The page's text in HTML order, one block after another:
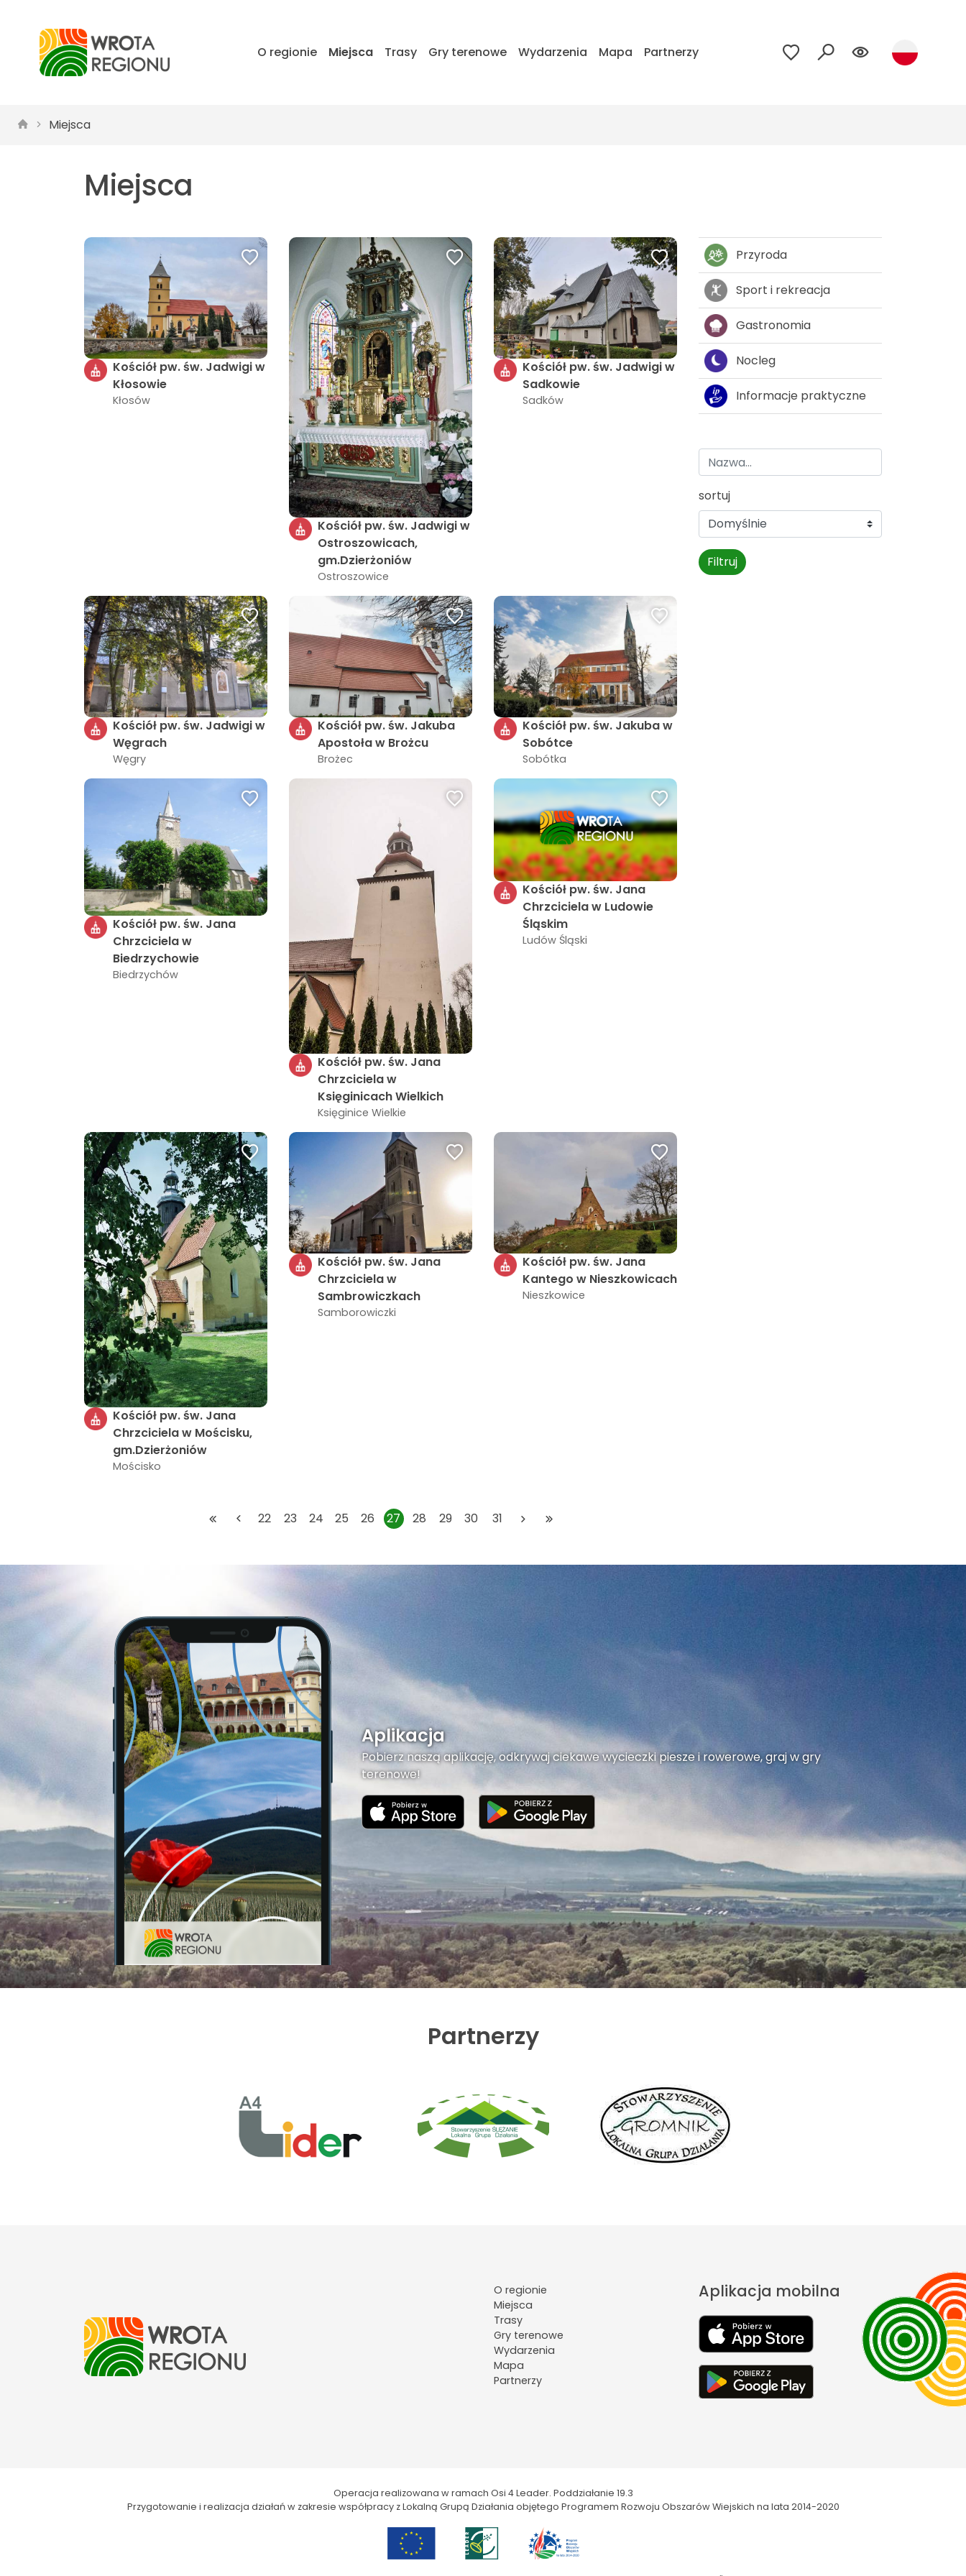
O regionie Miejsca Trasy Gry terenowe Wydarzenia Mapa Partnerzy
Miejsca
Miejsca
Kościół pw. św. Jadwigi w
Kłosowie
Kłosów
Kościół pw. św. Jadwigi w
Ostroszowicach,
gm.Dzierżoniów
Ostroszowice
Kościół pw. św. Jadwigi w
Sadkowie
Sadków
Kościół pw. św. Jadwigi w
Węgrach
Węgry
Kościół pw. św. Jakuba
Apostoła w Brożcu
Brożec
Kościół pw. św. Jakuba w
Sobótce
Sobótka
Kościół pw. św. Jana
Chrzciciela w
Biedrzychowie
Biedrzychów
Kościół pw. św. Jana
Chrzciciela w
Księginicach Wielkich
Księginice Wielkie
Kościół pw. św. Jana
Chrzciciela w Ludowie
Śląskim
Ludów Śląski
Kościół pw. św. Jana
Chrzciciela w Mościsku,
gm.Dzierżoniów
Mościsko
Kościół pw. św. Jana
Chrzciciela w
Sambrowiczkach
Samborowiczki
Kościół pw. św. Jana
Kantego w Nieszkowicach
Nieszkowice
22 23 24 25 26 27 28 29 30 31
Przyroda
Sport i rekreacja
Gastronomia
Nocleg
Informacje praktyczne
sortuj
Filtruj
Aplikacja
Pobierz naszą aplikację, odkrywaj ciekawe wycieczki piesze i rowerowe, graj w gry
terenowe!
Partnerzy
O regionie
Miejsca
Trasy
Gry terenowe
Wydarzenia
Mapa
Partnerzy
Aplikacja mobilna
Operacja realizowana w ramach Osi 4 Leader. Poddziałanie 19.3
Przygotowanie i realizacja działań w zakresie współpracy z Lokalną Grupą Działania objętego Programem Rozwoju Obszarów Wiejskich na lata 2014-2020